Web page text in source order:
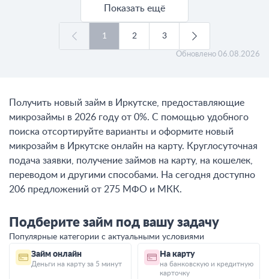
Показать ещё
1 2 3
Обновлено 06.08.2026
Получить новый займ в Иркутске, предоставляющие
микрозаймы в 2026 году от 0%. С помощью удобного
поиска отсортируйте варианты и оформите новый
микрозайм в Иркутске онлайн на карту. Круглосуточная
подача заявки, получение займов на карту, на кошелек,
переводом и другими способами. На сегодня доступно
206 предложений от 275 МФО и МКК.
Подберите займ под вашу задачу
Популярные категории с актуальными условиями
Займ онлайн
Деньги на карту за 5 минут
На карту
на банковскую и кредитную
карточку